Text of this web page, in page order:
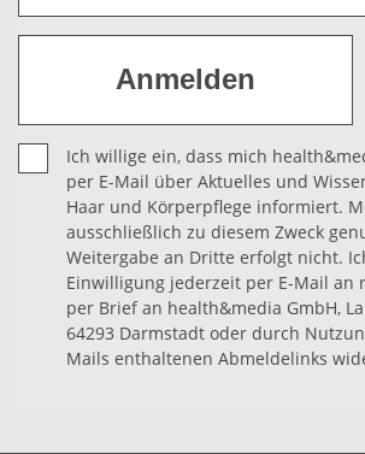
Ich willige ein, dass mich
per E-Mail über Aktuelles und
Haar und Körperpflege informiert.
ausschließlich zu diesem Zweck
Weitergabe an Dritte erfolgt nicht.
Einwilligung jederzeit per E-Mail an
per Brief an health&media GmbH,
64293 Darmstadt oder durch
Mails enthaltenen Abmeldelinks